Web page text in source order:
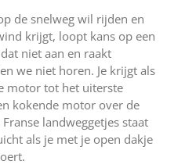
de snelweg wil rijden en
krijgt, loopt kans op een
niet aan en raakt
we niet horen. Je krijgt als
motor tot het uiterste
kokende motor over de
landweggetjes staat
als je met je open dakje